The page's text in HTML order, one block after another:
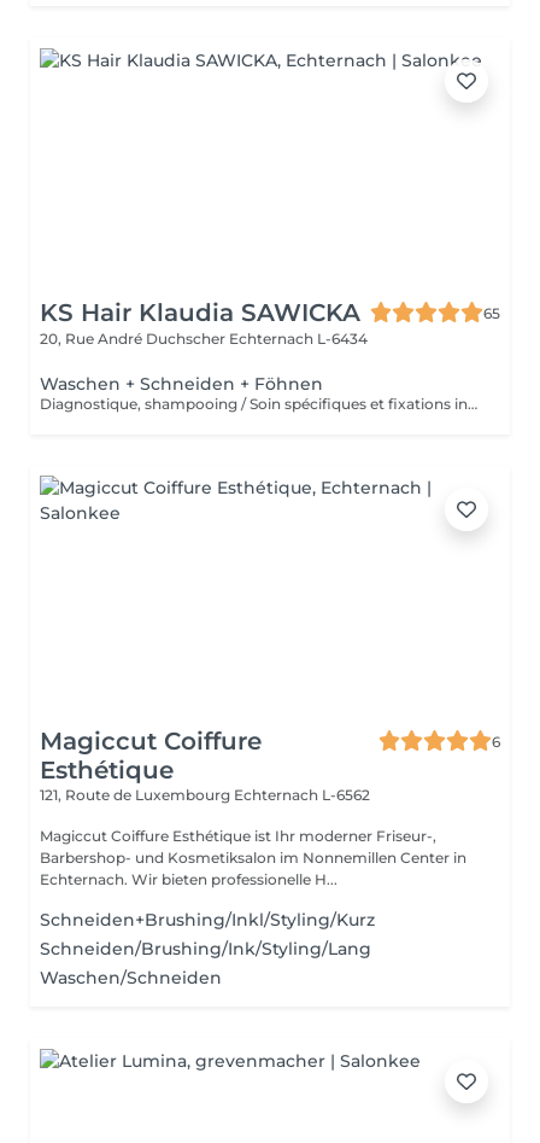
KS Hair Klaudia SAWICKA
65
20, Rue André Duchscher Echternach L-6434
Waschen + Schneiden + Föhnen
Diagnostique, shampooing / Soin spécifiques et fixations inclus
Magiccut Coiffure
Esthétique
6
121, Route de Luxembourg Echternach L-6562
Magiccut Coiffure Esthétique ist Ihr moderner Friseur-,
Barbershop- und Kosmetiksalon im Nonnemillen Center in
Echternach. Wir bieten professionelle H...
Schneiden+Brushing/Inkl/Styling/Kurz
Schneiden/Brushing/Ink/Styling/Lang
Waschen/Schneiden